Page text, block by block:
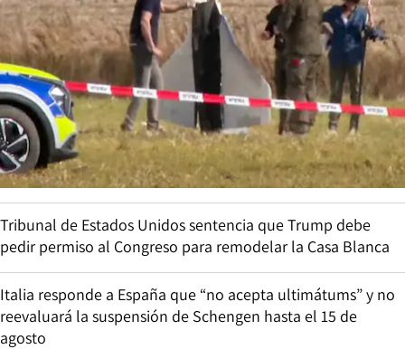
Tribunal de Estados Unidos sentencia que Trump debe
pedir permiso al Congreso para remodelar la Casa Blanca
Italia responde a España que “no acepta ultimátums” y no
reevaluará la suspensión de Schengen hasta el 15 de
agosto